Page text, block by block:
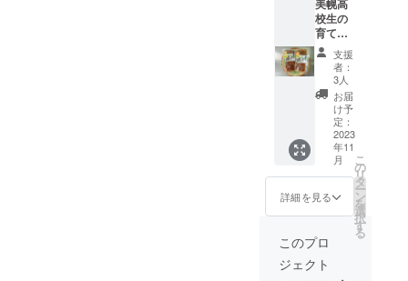
び添加
物等の
食品表
示はお
届け商
品のラ
ベルに
表記さ
れま
す。 商
品開封
前には
必ずお
届けの
付され
ルや注
美幌高
校生の
育てた
野菜
セット
（カボ
チャ、
ニンジ
ン）に
加え
て、オ
ホーツ
ク産小
麦を
使った
校特製
パウン
ドケー
支援
者：
3人
お届
け予
定：
2023
年11
月
詳細を見る
こ
の
リ
タ
ー
ン
を
選
択
す
る
このプロ
ジェクト